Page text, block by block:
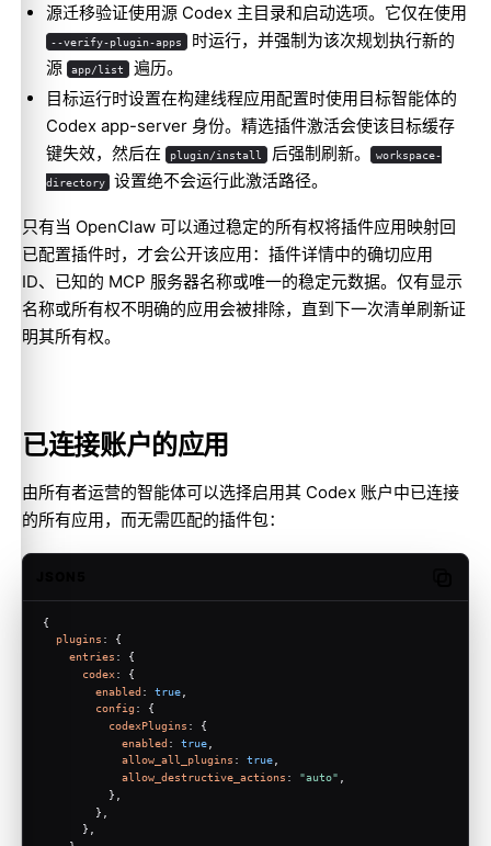
源迁移验证使用源 Codex 主目录和启动选项。它仅在使用
--verify-plugin-apps
时运行，并强制为该次规划执行新的
源
app/list
遍历。
目标运行时设置在构建线程应用配置时使用目标智能体的
Codex app-server 身份。精选插件激活会使该目标缓存
键失效，然后在
plugin/install 后强制刷新。 workspace-
directory 设置绝不会运行此激活路径。
只有当 OpenClaw 可以通过稳定的所有权将插件应用映射回
已配置插件时，才会公开该应用：插件详情中的确切应用
ID、已知的 MCP 服务器名称或唯一的稳定元数据。仅有显示
名称或所有权不明确的应用会被排除，直到下一次清单刷新证
明其所有权。
已连接账户的应用
由所有者运营的智能体可以选择启用其 Codex 账户中已连接
的所有应用，而无需匹配的插件包：
{
plugins : {
entries : {
codex: {
enabled : true
config : {
codexPlugins : {
enabled : true
allow_all_plugins : true,
allow_destructive_actions : "auto"
          },
        },
      },